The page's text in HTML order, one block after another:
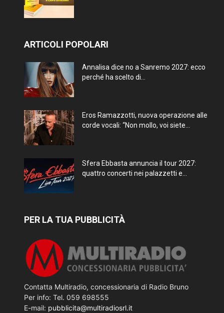
ARTICOLI POPOLARI
Annalisa dice no a Sanremo 2027: ecco
perché ha scelto di...
Eros Ramazzotti, nuova operazione alle
corde vocali: “Non mollo, voi siete...
Sfera Ebbasta annuncia il tour 2027:
quattro concerti nei palazzetti e...
PER LA TUA PUBBLICITÀ
Contatta Multiradio, concessionaria di Radio Bruno
Per info: Tel. 059 698555
E-mail: pubblicita@multiradiosrl.it